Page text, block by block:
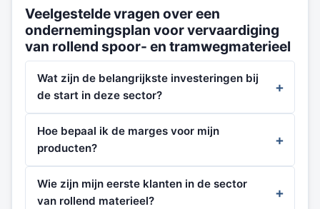
Veelgestelde vragen over een
ondernemingsplan voor vervaardiging
van rollend spoor- en tramwegmaterieel
Wat zijn de belangrijkste investeringen bij
de start in deze sector?
Hoe bepaal ik de marges voor mijn
producten?
Wie zijn mijn eerste klanten in de sector
van rollend materieel?